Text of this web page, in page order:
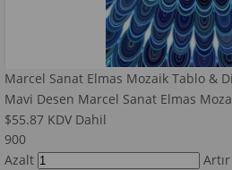
Marcel Sanat Elmas Mozaik Tablo &
Mavi Desen Marcel Sanat Elmas
$55.87 KDV Dahil
900
Azalt
Artır